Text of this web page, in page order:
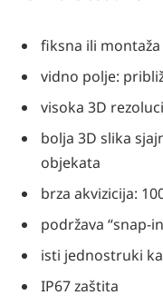
fiksna ili
vidno polje:
visoka 3D
bolja 3D slika
objekata
brza akvizicija:
podržava “snap-
isti jednostruki
IP67 zaštita